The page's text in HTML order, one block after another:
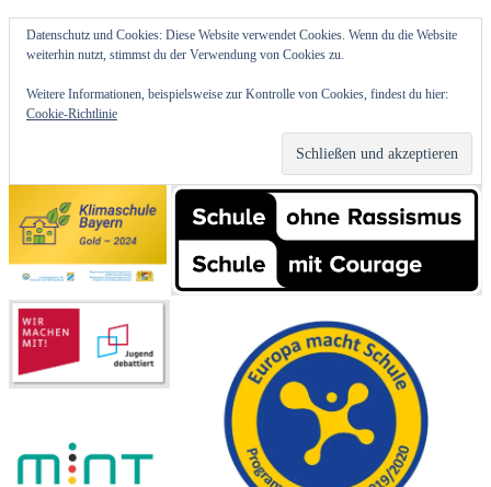
Datenschutz und Cookies: Diese Website verwendet Cookies. Wenn du die Website
weiterhin nutzt, stimmst du der Verwendung von Cookies zu.
Weitere Informationen, beispielsweise zur Kontrolle von Cookies, findest du hier:
Cookie-Richtlinie